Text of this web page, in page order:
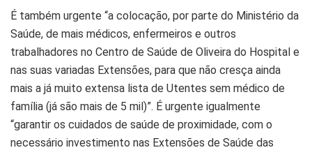
É também urgente “a colocação, por parte do Ministério da
Saúde, de mais médicos, enfermeiros e outros
trabalhadores no Centro de Saúde de Oliveira do Hospital e
nas suas variadas Extensões, para que não cresça ainda
mais a já muito extensa lista de Utentes sem médico de
família (já são mais de 5 mil)”. É urgente igualmente
“garantir os cuidados de saúde de proximidade, com o
necessário investimento nas Extensões de Saúde das